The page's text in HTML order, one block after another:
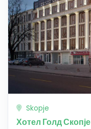
Skopje
Хотел Голд Скопје